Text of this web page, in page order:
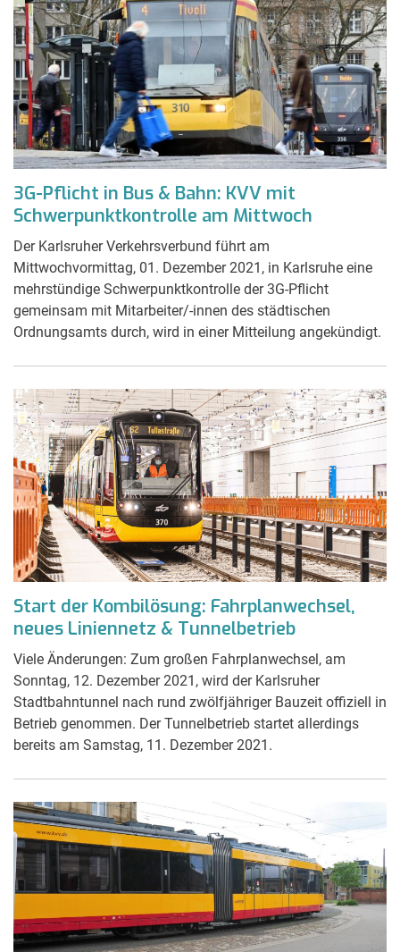
3G-Pflicht in Bus & Bahn: KVV mit
Schwerpunktkontrolle am Mittwoch
Der Karlsruher Verkehrsverbund führt am
Mittwochvormittag, 01. Dezember 2021, in Karlsruhe eine
mehrstündige Schwerpunktkontrolle der 3G-Pflicht
gemeinsam mit Mitarbeiter/-innen des städtischen
Ordnungsamts durch, wird in einer Mitteilung angekündigt.
Start der Kombilösung: Fahrplanwechsel,
neues Liniennetz & Tunnelbetrieb
Viele Änderungen: Zum großen Fahrplanwechsel, am
Sonntag, 12. Dezember 2021, wird der Karlsruher
Stadtbahntunnel nach rund zwölfjähriger Bauzeit offiziell in
Betrieb genommen. Der Tunnelbetrieb startet allerdings
bereits am Samstag, 11. Dezember 2021.